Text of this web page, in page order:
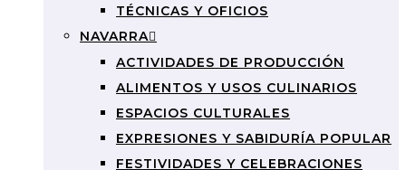
TÉCNICAS Y OFICIOS
NAVARRA
ACTIVIDADES DE PRODUCCIÓN
ALIMENTOS Y USOS CULINARIOS
ESPACIOS CULTURALES
EXPRESIONES Y SABIDURÍA POPULAR
FESTIVIDADES Y CELEBRACIONES